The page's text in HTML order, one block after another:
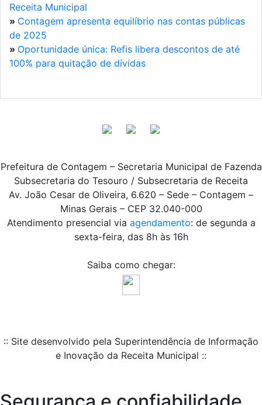
Receita Municipal
» Contagem apresenta equilíbrio nas contas públicas
de 2025
» Oportunidade única: Refis libera descontos de até
100% para quitação de dívidas
Prefeitura de Contagem – Secretaria Municipal de Fazenda
Subsecretaria do Tesouro / Subsecretaria de Receita
Av. João Cesar de Oliveira, 6.620 – Sede – Contagem –
Minas Gerais – CEP 32.040-000
Atendimento presencial via agendamento: de segunda a
sexta-feira, das 8h às 16h
Saiba como chegar:
:: Site desenvolvido pela Superintendência de Informação
e Inovação da Receita Municipal ::